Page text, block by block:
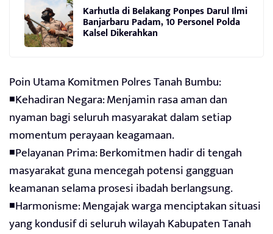
Karhutla di Belakang Ponpes Darul Ilmi
Banjarbaru Padam, 10 Personel Polda
Kalsel Dikerahkan
Poin Utama Komitmen Polres Tanah Bumbu:
◾Kehadiran Negara: Menjamin rasa aman dan
nyaman bagi seluruh masyarakat dalam setiap
momentum perayaan keagamaan.
◾Pelayanan Prima: Berkomitmen hadir di tengah
masyarakat guna mencegah potensi gangguan
keamanan selama prosesi ibadah berlangsung.
◾Harmonisme: Mengajak warga menciptakan situasi
yang kondusif di seluruh wilayah Kabupaten Tanah